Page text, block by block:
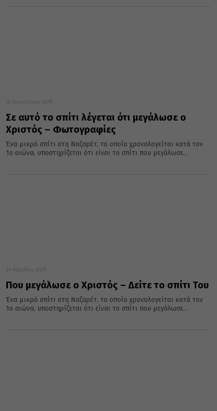
16 Αυγούστου 2019
Σε αυτό το σπίτι λέγεται ότι μεγάλωσε ο
Χριστός – Φωτογραφίες
Ένα μικρό σπίτι στη Ναζαρέτ, το οποίο χρονολογείται κατά τον
1ο αιώνα, υποστηρίζεται ότι είναι το σπίτι που μεγάλωσε...
24 Απριλίου 2019
Που μεγάλωσε ο Χριστός – Δείτε το σπίτι Του
Ένα μικρό σπίτι στη Ναζαρέτ, το οποίο χρονολογείται κατά τον
1ο αιώνα, υποστηρίζεται ότι είναι το σπίτι που μεγάλωσε...